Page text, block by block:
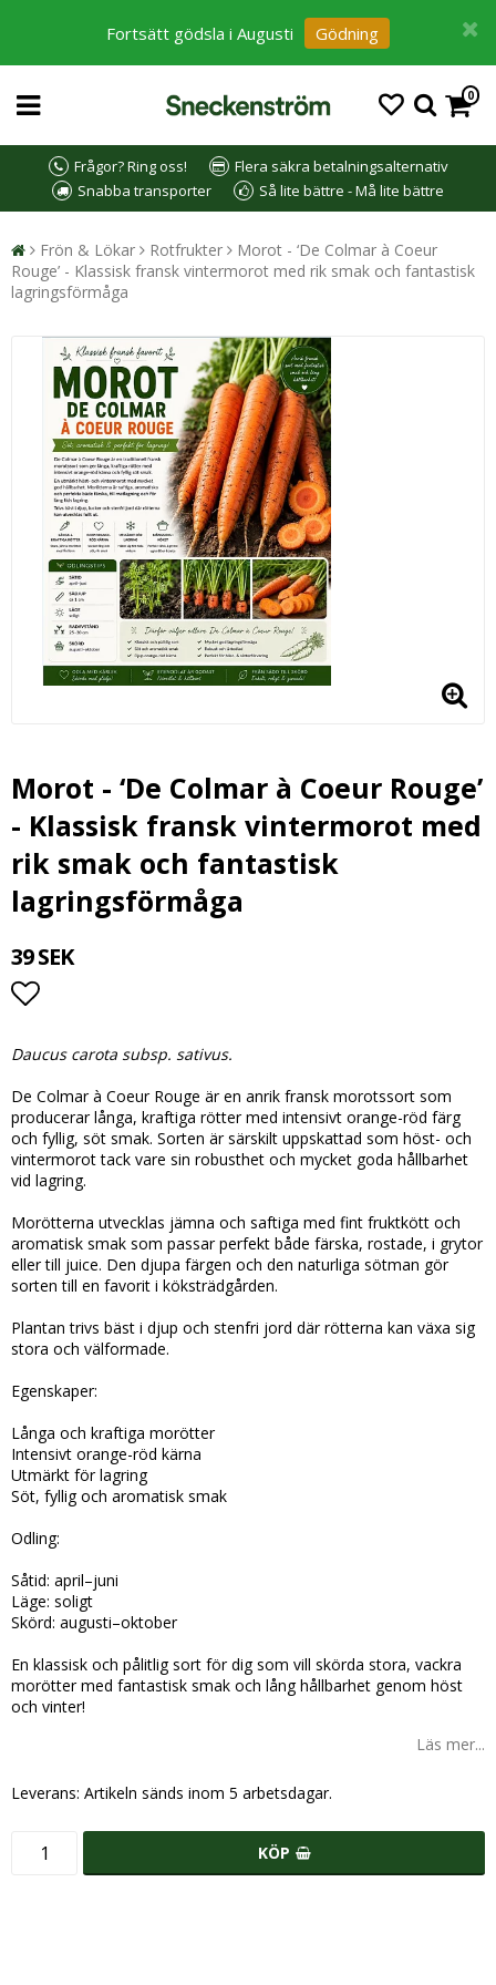
Fortsätt gödsla i Augusti Gödning
0
Frågor? Ring oss!
Flera säkra betalningsalternativ
Snabba transporter
Så lite bättre - Må lite bättre
Frön & Lökar Rotfrukter
Morot - ‘De Colmar à Coeur
Rouge’ - Klassisk fransk vintermorot med rik smak och fantastisk
lagringsförmåga
Morot - ‘De Colmar à Coeur Rouge’
- Klassisk fransk vintermorot med
rik smak och fantastisk
lagringsförmåga
39 SEK
Daucus carota subsp. sativus.
De Colmar à Coeur Rouge är en anrik fransk morotssort som
producerar långa, kraftiga rötter med intensivt orange-röd färg
och fyllig, söt smak. Sorten är särskilt uppskattad som höst- och
vintermorot tack vare sin robusthet och mycket goda hållbarhet
vid lagring.
Morötterna utvecklas jämna och saftiga med fint fruktkött och
aromatisk smak som passar perfekt både färska, rostade, i grytor
eller till juice. Den djupa färgen och den naturliga sötman gör
sorten till en favorit i köksträdgården.
Plantan trivs bäst i djup och stenfri jord där rötterna kan växa sig
stora och välformade.
Egenskaper:
Långa och kraftiga morötter
Intensivt orange-röd kärna
Utmärkt för lagring
Söt, fyllig och aromatisk smak
Odling:
Såtid: april–juni
Läge: soligt
Skörd: augusti–oktober
En klassisk och pålitlig sort för dig som vill skörda stora, vackra
morötter med fantastisk smak och lång hållbarhet genom höst
och vinter!
Läs mer...
Leverans: Artikeln sänds inom 5 arbetsdagar.
KÖP